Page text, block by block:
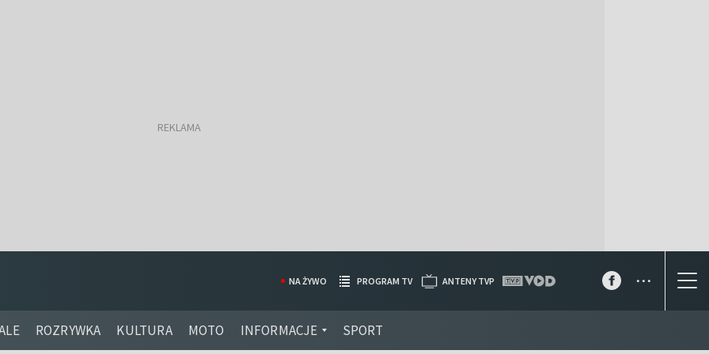
ROZRYWKA KULTURA MOTO INFORMACJE SPORT
NA ŻYWO PROGRAM TV ANTENY TVP ...